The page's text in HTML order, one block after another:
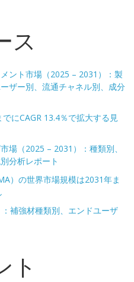
ス
ント市場（2025 – 2031）：製
ザー別、流通チャネル別、成分
にCAGR 13.4％で拡大する見
場（2025 – 2031）：種類別、
分析レポート
）の世界市場規模は2031年ま
補強材種類別、エンドユーザ
ト